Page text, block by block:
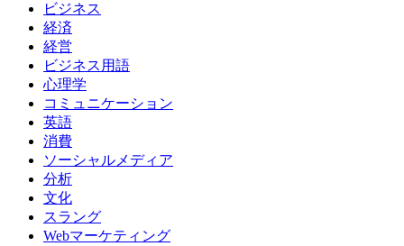
ビジネス
経済
経営
ビジネス用語
心理学
コミュニケーション
英語
消費
ソーシャルメディア
分析
文化
スラング
Webマーケティング